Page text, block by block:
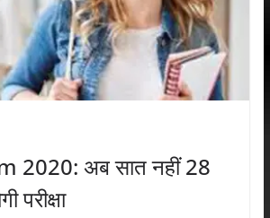
2020: अब सात नहीं 28
परीक्षा